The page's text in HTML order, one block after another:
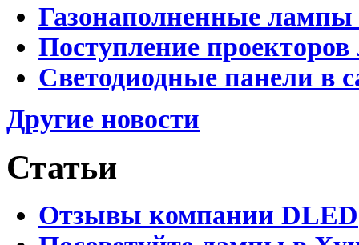
Газонаполненные
Поступление
Светодиодные панели в
Другие новости
Статьи
Отзывы компании DLED